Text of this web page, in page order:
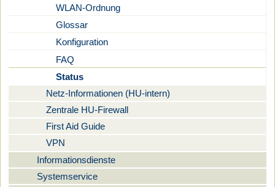
WLAN-Ordnung
Glossar
Konfiguration
FAQ
Status
Netz-Informationen (HU-intern)
Zentrale HU-Firewall
First Aid Guide
VPN
Informationsdienste
Systemservice